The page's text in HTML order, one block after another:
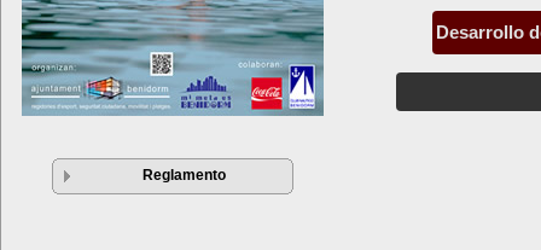
Reglamento
Desarrollo